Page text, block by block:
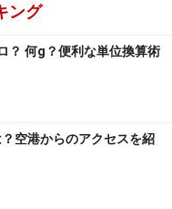
ング
？ 何g？便利な単位換算術
空港からのアクセスを紹